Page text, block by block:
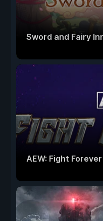
Sword and Fairy
AEW: Fight Forever